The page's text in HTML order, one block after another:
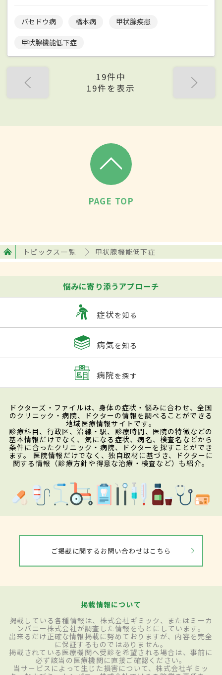
バセドウ病 橋本病 甲状腺疾患
甲状腺機能低下症
19件中
19件を表示
PAGE TOP
トピックス一覧 甲状腺機能低下症
悩みに寄り添うアプローチ
症状を知る
病気を知る
病院を探す
ドクターズ・ファイルは、身体の症状・悩みに合わせ、全国
のクリニック・病院、ドクターの情報を調べることができる
地域医療情報サイトです。
診療科目、行政区、沿線・駅、診療時間、医院の特徴などの
基本情報だけでなく、気になる症状、病名、検査名などから
条件に合ったクリニック・病院、ドクターを探すことができ
ます。 医院情報だけでなく、独自取材に基づき、ドクターに
関する情報（診療方針や得意な治療・検査など）も紹介。
ご掲載に関するお問い合わせはこちら
掲載情報について
掲載している各種情報は、株式会社ギミック、またはミーカ
ンパニー株式会社が調査した情報をもとにしています。
出来るだけ正確な情報掲載に努めておりますが、内容を完全
に保証するものではありません。
掲載されている医療機関へ受診を希望される場合は、事前に
必ず該当の医療機関に直接ご確認ください。
当サービスによって生じた損害について、株式会社ギミッ